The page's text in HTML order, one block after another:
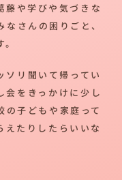
藤や学びや気づきな
さんの困りごと、
リ聞いて帰ってい
会をきっかけに少し
の子どもや家庭って
えたりしたらいいな